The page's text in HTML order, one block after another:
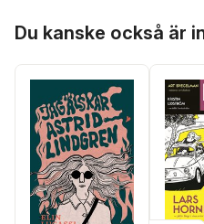
Du kanske också är